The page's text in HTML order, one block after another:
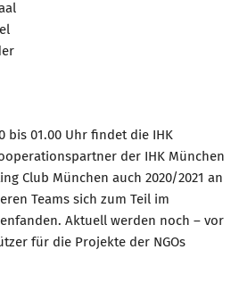
bis 01.00 Uhr findet die IHK
der IHK München
Club München auch 2020/2021 an
Teams sich zum Teil im
Aktuell werden noch – vor
für die Projekte der NGOs